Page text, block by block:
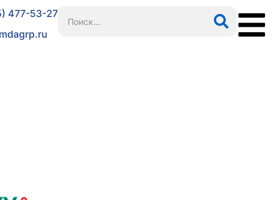
477-53-27